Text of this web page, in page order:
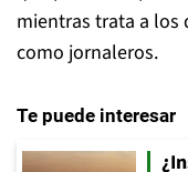
mientras trata a los
como jornaleros.
Te puede interesar